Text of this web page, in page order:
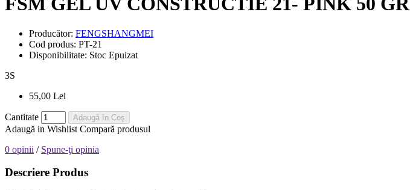
Producător: FENGSHANGMEI
Cod produs: PT-21
Disponibilitate: Stoc Epuizat
3S
55,00 Lei
Cantitate Adaugă în Coş
Adaugă in Wishlist Compară produsul
0 opinii / Spune-ţi opinia
Descriere Produs